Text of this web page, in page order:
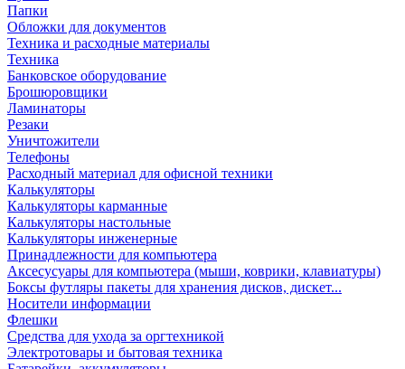
Папки
Обложки для документов
Техника и расходные материалы
Техника
Банковское оборудование
Брошюровщики
Ламинаторы
Резаки
Уничтожители
Телефоны
Расходный материал для офисной техники
Калькуляторы
Калькуляторы карманные
Калькуляторы настольные
Калькуляторы инженерные
Принадлежности для компьютера
Аксесусуары для компьютера (мыши, коврики, клавиатуры)
Боксы футляры пакеты для хранения дисков, дискет...
Носители информации
Флешки
Средства для ухода за оргтехникой
Электротовары и бытовая техника